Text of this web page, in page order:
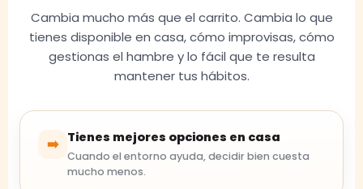
Cambia mucho más que el carrito. Cambia lo que
tienes disponible en casa, cómo improvisas, cómo
gestionas el hambre y lo fácil que te resulta
mantener tus hábitos.
➡️ Tienes mejores opciones en casa
Cuando el entorno ayuda, decidir bien cuesta
mucho menos.